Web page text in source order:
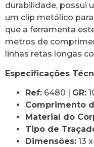
durabilidade, possui
um clip metálico
que a ferramenta
metros de
linhas retas longas
Especificações
Ref: 6480 | GR:
Comprimento
Material do
Tipo de
Dimensões: 13